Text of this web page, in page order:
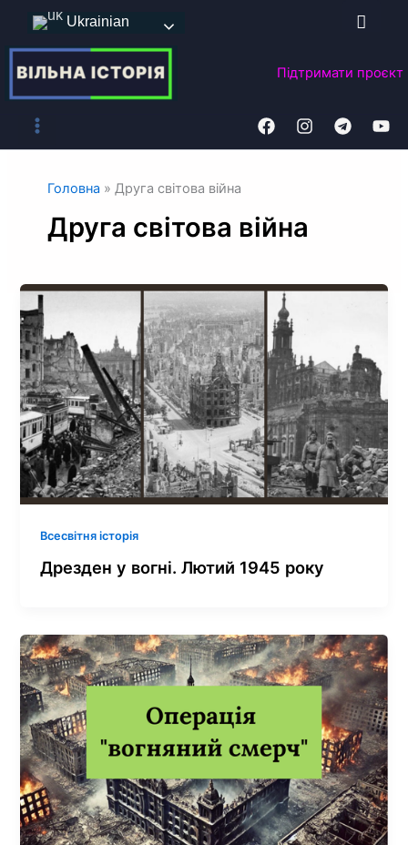
Перейти
вмісту
Ukrainian
Підтримати проєкт
Головна » Друга світова війна
Друга світова війна
Всесвітня історія
Дрезден у вогні. Лютий 1945 року